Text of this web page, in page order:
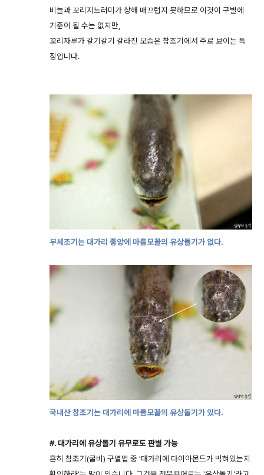
비늘과 꼬리지느러미가 상해 매끄럽지 못하므로 이것이 구별에
기준이 될 수는 없지만,
꼬리자루가 갈기갈기 갈라진 모습은 참조기에서 주로 보이는 특
징입니다.
부세조기는 대가리 중앙에 마름모꼴의 유상돌기가 없다.
국내산 참조기는 대가리에 마름모꼴의 유상돌기가 있다.
#. 대가리에 유상돌기 유무로도 판별 가능
흔히 참조기(굴비) 구별법 중 '대가리에 다이아몬드가 박혀있는지